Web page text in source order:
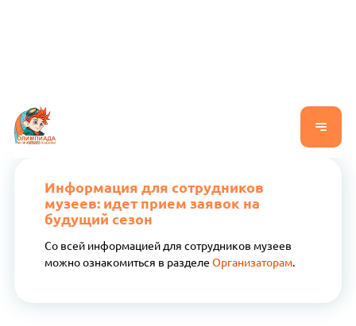
Информация для сотрудников
музеев: идет прием заявок на
будущий сезон
Со всей информацией для сотрудников музеев
можно ознакомиться в разделе Организаторам.